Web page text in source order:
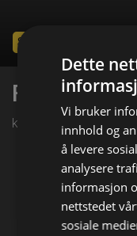
Slut
kl. 17:30 på NRK 3
Facebook
Dette
Vi bruker
innhold og
å levere
analysere
informasjon
nettstedet
sosiale